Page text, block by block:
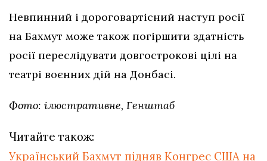
Невпинний і дороговартісний наступ росії
на Бахмут може також погіршити здатність
росії переслідувати довгострокові цілі на
театрі воєнних дій на Донбасі.
Фото: ілюстративне, Генштаб
Читайте також:
Український Бахмут підняв Конгрес США на